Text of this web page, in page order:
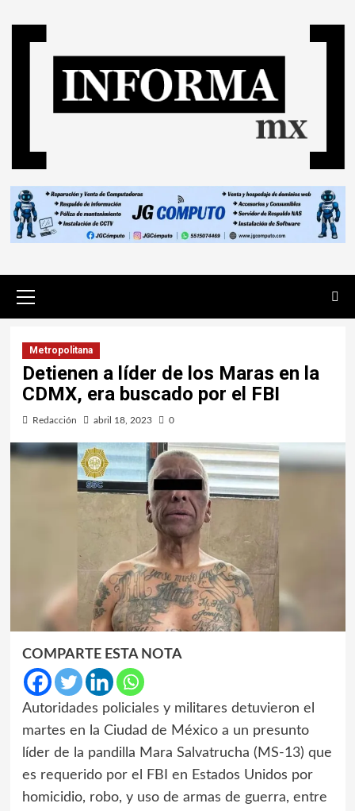
Metropolitana
Detienen a líder de los Maras en la
CDMX, era buscado por el FBI
Redacción abril 18, 2023 0
COMPARTE ESTA NOTA
Autoridades policiales y militares detuvieron el
martes en la Ciudad de México a un presunto
líder de la pandilla Mara Salvatrucha (MS-13) que
es requerido por el FBI en Estados Unidos por
homicidio, robo, y uso de armas de guerra, entre